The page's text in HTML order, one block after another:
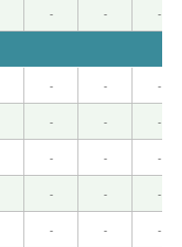
方好了！呵呵 放松
30代 女性 )
比别的爱好便宜。
我。下次見！
- - -
- - -
- - -
- - -
- - -
- - -